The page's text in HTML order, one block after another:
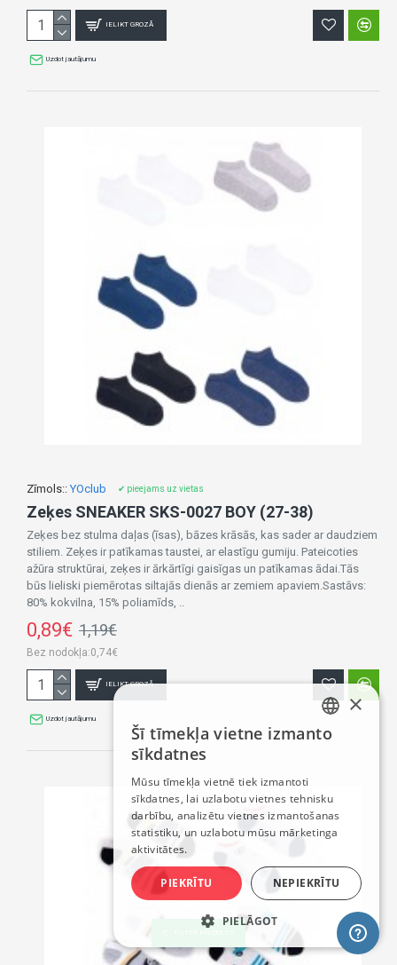
IELIKT GROZĀ
Uzdot jautājumu
Zīmols:: YOclub ✔ pieejams uz vietas
Zeķes SNEAKER SKS-0027 BOY (27-38)
Zeķes bez stulma daļas (īsas), bāzes krāsās, kas sader ar daudziem
stiliem. Zeķes ir patīkamas taustei, ar elastīgu gumiju. Pateicoties
ažūra struktūrai, zeķes ir ārkārtīgi gaisīgas un patīkamas ādai.Tās
būs lieliski piemērotas siltajās dienās ar zemiem apaviem.Sastāvs:
80% kokvilna, 15% poliamīds, ..
0,89€ 1,19€
Bez nodokļa:0,74€
IELIKT GROZĀ
Uzdot jautājumu
LATVIAN
ENGLISH
×
Šī tīmekļa vietne izmanto
sīkdatnes
Mūsu tīmekļa vietnē tiek izmantoti
sīkdatnes, lai uzlabotu vietnes tehnisku
darbību, analizētu vietnes izmantošanas
statistiku, un uzlabotu mūsu mārketinga
aktivitātes.
PIEKRĪTU NEPIEKRĪTU
PIELĀGOT